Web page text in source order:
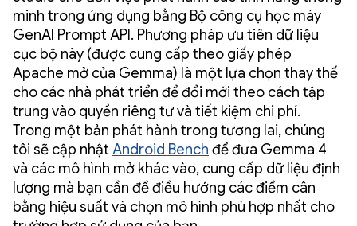
minh trong ứng dụng bằng Bộ công cụ học máy
GenAI Prompt API. Phương pháp ưu tiên dữ liệu
cục bộ này (được cung cấp theo giấy phép
Apache mở của Gemma) là một lựa chọn thay thế
cho các nhà phát triển để đổi mới theo cách tập
trung vào quyền riêng tư và tiết kiệm chi phí.
Trong một bản phát hành trong tương lai, chúng
tôi sẽ cập nhật Android Bench để đưa Gemma 4
và các mô hình mở khác vào, cung cấp dữ liệu định
lượng mà bạn cần để điều hướng các điểm cân
bằng hiệu suất và chọn mô hình phù hợp nhất cho